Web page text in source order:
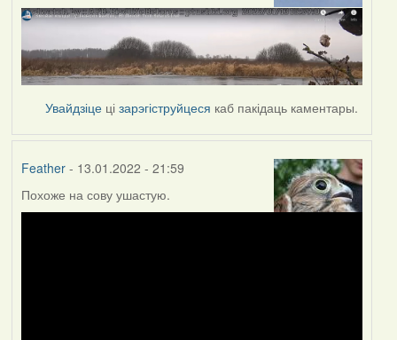
Увайдзіце цізарэгіструйцеся каб пакідаць каментары.
Feather- 13.01.2022 - 21:59
Похоже на сову ушастую.